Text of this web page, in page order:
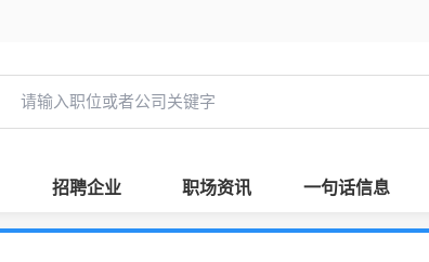
招聘企业 职场资讯 一句话信息